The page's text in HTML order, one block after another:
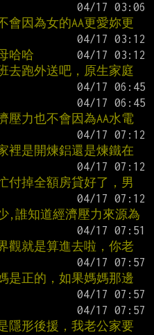
會因為女的AA更愛妳更
哈哈
去跑外送吧，原生家庭
壓力也不會因為AA水電
裡是開煉鋁還是煉鐵在
付掉全額房貸好了，男
,誰知道經濟壓力來源為
觀就是算進去啦，你老
是正的，如果媽媽那邊
隱形後援，我老公家要